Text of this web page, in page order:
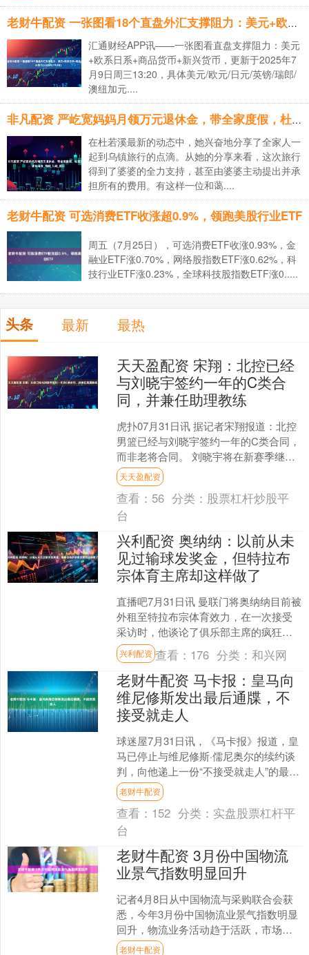
老财牛配资 一张图看18个直盘外汇支撑阻力：美元+欧系日系+商品货币+新兴货币(2025年7月9日)
汇通财经APP讯——一张图看直盘支撑阻力：美元
+欧系日系+商品货币+新兴货币，更新于2025年7
月9日周三13:20，具体美元/欧元/日元/英镑/瑞郎/
澳纽加元....
非凡配资 严屹宽妈妈月领万元退休金，带全家度假，杜若溪与婆婆如母女_南妈_儿媳_旅行
在杜若溪最新的动态中，她兴奋地分享了全家人一
起到乌镇旅行的点滴。从她的分享来看，这次旅行
得到了婆婆的全力支持，甚至由婆婆主动提出并承
担所有的费用。有这样一位和蔼....
老财牛配资 可选消费ETF收涨超0.9%，领跑美股行业ETF
周五（7月25日），可选消费ETF收涨0.93%，金
融业ETF涨0.70%，网络股指数ETF涨0.62%，科
技行业ETF涨0.23%，全球科技股指数ETF涨0.....
头条 最新 最热
天天盈配资 宋翔：北控已经
与刘晓宇签约一年的C类合
同，并兼任助理教练
虎扑07月31日讯 据记者宋翔报道：北控
男篮已经与刘晓宇签约一年的C类合同，
而非老将合同。 刘晓宇将在新赛季继续
队员兼任助理教练。 上赛季，刘晓宇效
力于宁波男篮....
天天盈配资
查看： 56 分类： 股票杠杆炒股平
台
兴利配资 奥纳纳：以前从未
见过输球发奖金，但特拉布
宗体育主席却这样做了
直播吧7月31日讯 曼联门将奥纳纳目前被
外租至特拉布宗体育效力，在一次接受
采访时，他谈论了俱乐部主席的疯狂之
举。 奥纳纳说道：“在特拉布宗体育以及
土耳其踢球期间....
兴利配资 查看： 176 分类：和兴网
老财牛配资 马卡报：皇马向
维尼修斯发出最后通牒，不
接受就走人
球迷屋7月31日讯，《马卡报》报道，皇
马已停止与维尼修斯·儒尼奥尔的续约谈
判，向他递上一份“不接受就走人”的最终
报价。 维尼修斯与皇马的续约僵局已持
续数月。他的....
老财牛配资
查看： 152 分类： 实盘股票杠杆平
台
老财牛配资 3月份中国物流
业景气指数明显回升
记者4月8日从中国物流与采购联合会获
悉，今年3月份中国物流业景气指数明显
回升，物流业务活动趋于活跃，市场预
期同步向好。 3月份，中国物流业景气指
老财牛配资